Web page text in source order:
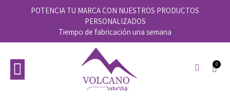
POTENCIA TU MARCA CON NUESTROS PRODUCTOS
PERSONALIZADOS
Tiempo de fabricación una semana